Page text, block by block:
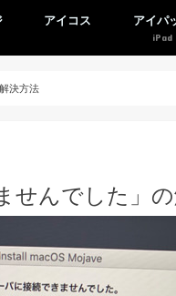
アイコス アイパ
決方法
せんでした」